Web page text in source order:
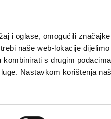
i oglase, omogućili
naše web-lokacije
s drugim
Nastavkom korištenja